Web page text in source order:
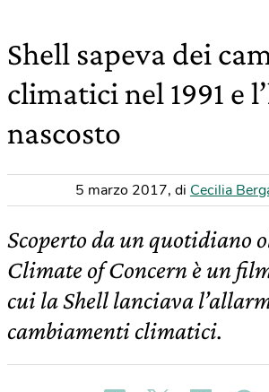
Shell sapeva dei
climatici nel 1991 e
nascosto
5 marzo 2017, di Cecilia
Scoperto da un quotidiano
Climate of Concern è un
cui la Shell lanciava
cambiamenti climatici.